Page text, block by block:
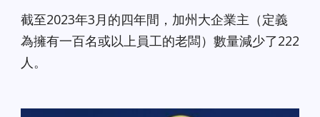
截至2023年3月的四年間，加州大企業主（定義
為擁有一百名或以上員工的老闆）數量減少了222
人。